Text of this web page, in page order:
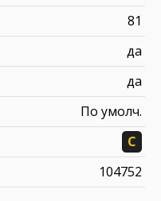
81
да
да
По умолч.
C
104752